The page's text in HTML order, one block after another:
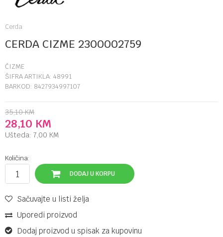
Cerda
CERDA CIZME 2300002759
ČIZME
ŠIFRA ARTIKLA: 48991
BARKOD: 8427934997107
35,10 KM
28,10 KM
Ušteda: 7,00 KM
Količina:
DODAJ U KORPU
Sačuvajte u listi želja
Uporedi proizvod
Dodaj proizvod u spisak za kupovinu